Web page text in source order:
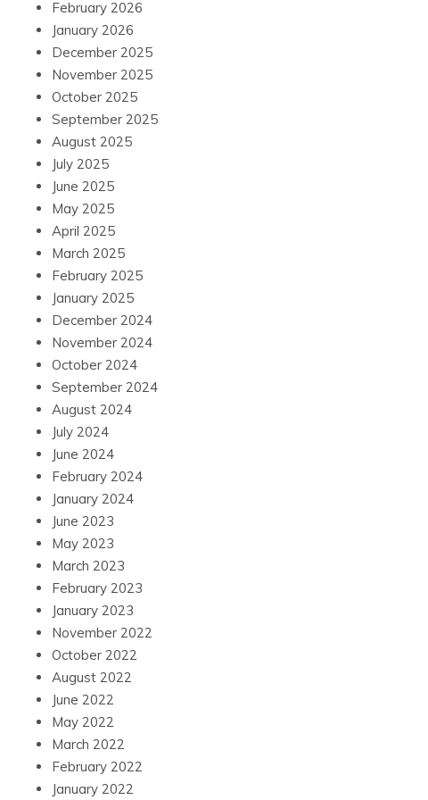
February 2026
January 2026
December 2025
November 2025
October 2025
September 2025
August 2025
July 2025
June 2025
May 2025
April 2025
March 2025
February 2025
January 2025
December 2024
November 2024
October 2024
September 2024
August 2024
July 2024
June 2024
February 2024
January 2024
June 2023
May 2023
March 2023
February 2023
January 2023
November 2022
October 2022
August 2022
June 2022
May 2022
March 2022
February 2022
January 2022